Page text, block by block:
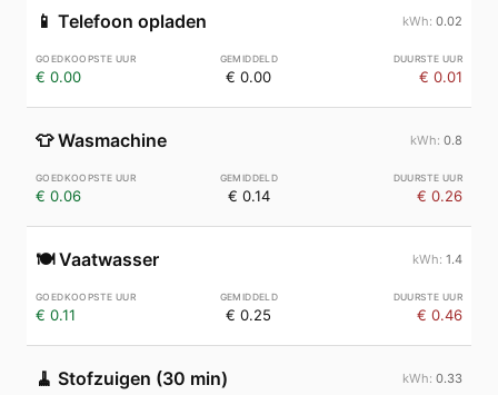
📱 Telefoon opladen 0.02
€ 0.00 € 0.00 € 0.01
👕 Wasmachine 0.8
€ 0.06 € 0.14 € 0.26
🍽️ Vaatwasser 1.4
€ 0.11 € 0.25 € 0.46
🧹 Stofzuigen (30 min) 0.33